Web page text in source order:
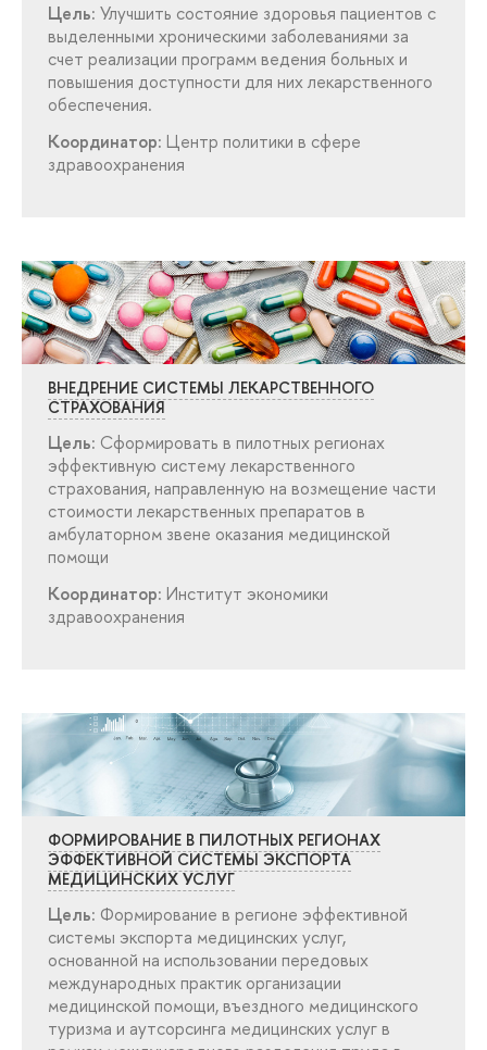
Цель: Улучшить состояние здоровья пациентов с
ыделенными хроническими заболеваниями за
счет реализации программ ведения больных и
повышения доступности для них лекарственного
обеспечения.
Координатор: Центр политики в сфере
здравоохранения
НЕДРЕНИЕ СИСТЕМЫ ЛЕКАРСТВЕННОГО
СТРАХОВАНИЯ
Цель: Сформировать в пилотных регионах
эффективную систему лекарственного
страхования, направленную на возмещение части
стоимости лекарственных препарато
амбулаторном звене оказания медицинской
помощи
Координатор: Институт экономики
здравоохранения
ФОРМИРОВАНИЕ В ПИЛОТНЫХ РЕГИОНАХ
ЭФФЕКТИВНОЙ СИСТЕМЫ ЭКСПОРТА
МЕДИЦИНСКИХ УСЛУГ
Цель: Формирование в регионе эффективной
системы экспорта медицинских услуг,
основанной на использовании передовых
международных практик организации
медицинской помощи, въездного медицинского
туризма и аутсорсинга медицинских услу